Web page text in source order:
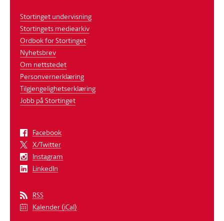
Stortinget undervisning
Stortingets mediearkiv
Ordbok for Stortinget
Nyhetsbrev
Om nettstedet
Personvernerklæring
Tilgjengelighetserklæring
Jobb på Stortinget
Facebook
X/Twitter
Instagram
LinkedIn
RSS
Kalender (iCal)